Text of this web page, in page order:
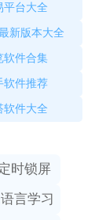
平台大全
新版本大全
软件合集
软件推荐
软件大全
时锁屏
言学习